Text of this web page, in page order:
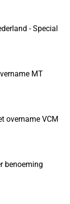
- Special
MT
overname VCM
benoeming